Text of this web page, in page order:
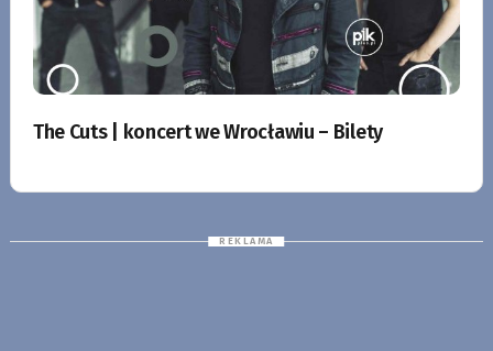
The Cuts | koncert we Wrocławiu – Bilety